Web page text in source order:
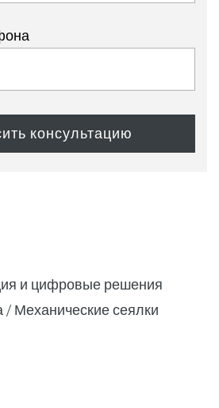
и цифровые решения
Механические сеялки